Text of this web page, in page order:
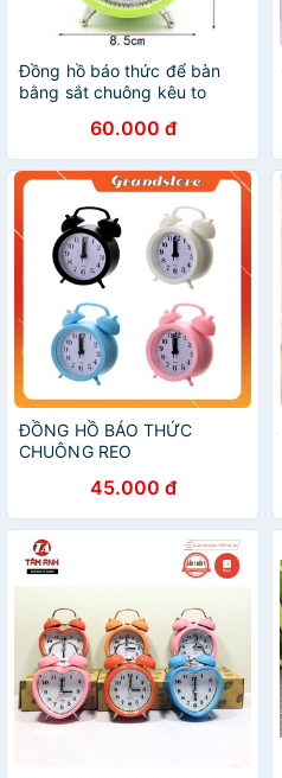
Đồng hồ báo thức để bàn
bằng sắt chuông kêu to
60.000 đ
ĐỒNG HỒ BÁO THỨC
CHUÔNG REO
45.000 đ